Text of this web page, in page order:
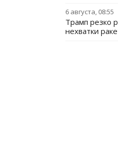
6 августа, 08:55
Трамп резко
нехватки